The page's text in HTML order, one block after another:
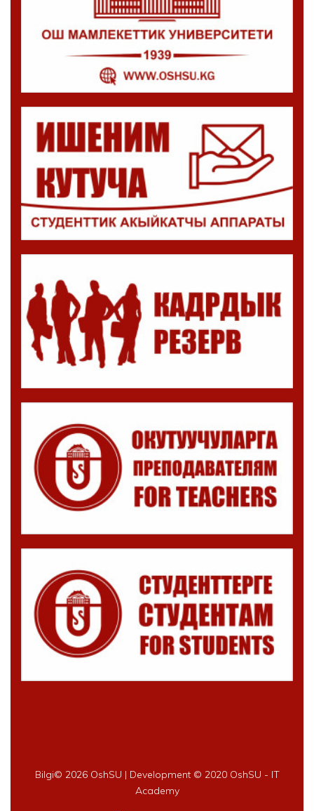
Bilgi© 2026 OshSU | Development © 2020 OshSU - IT
Academy